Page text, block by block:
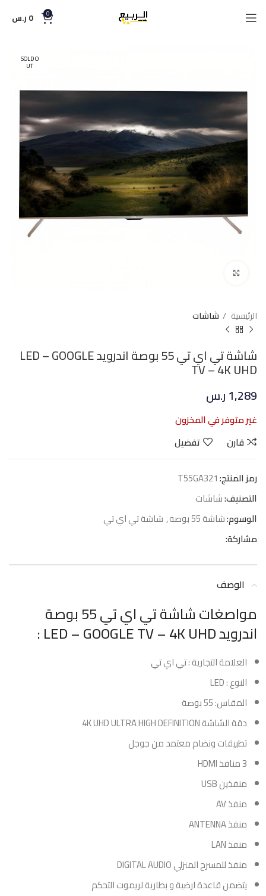
0
0 ر.س
SOLD O
UT
الرئيسية شاشات
شاشة تي اي تي 55 بوصة اندرويد LED – GOOGLE
TV – 4K UHD
1,289ر.س
غير متوفر في المخزون
قارن
تفضيل
رمز المنتج:T55GA321
التصنيف:شاشات
الوسوم:شاشة 55 بوصه , شاشة تي اي تي
مشاركة:
الوصف
مواصغات شاشة تي اي تي 55 بوصة
اندرويد LED – GOOGLE TV – 4K UHD :
العلامة التجارية : تي اي تي
النوع : LED
المقاس: 55 بوصة
دقة الشاشة 4K UHD ULTRA HIGH DEFINITION
تطبيقات ونضام معتمد من جوجل
3 منافذ HDMI
منفذين USB
منفذ AV
منفذ ANTENNA
منفذ LAN
منفذ للمسرح المنزلي DIGITAL AUDIO
يتضمن قاعدة ارضية و بطارية لريموت التحكم